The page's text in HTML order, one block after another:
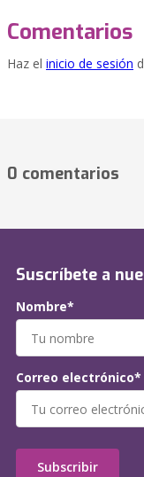
Comentarios
Haz el inicio de sesión
0 comentarios
Suscríbete a
Nombre*
Correo electrónico*
Subscribir